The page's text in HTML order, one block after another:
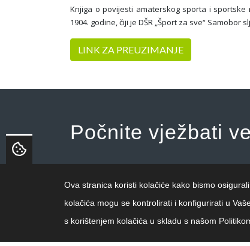
Knjiga o povijesti amaterskog sporta i
1904. godine, čiji je DŠR „Šport za sve“ Samobor
LINK ZA PREUZIMANJE
Počnite vježbati
Ova stranica koristi kolačiće kako bismo
kolačića mogu se kontrolirati i konfigurirati u
s korištenjem kolačića u skladu s našom